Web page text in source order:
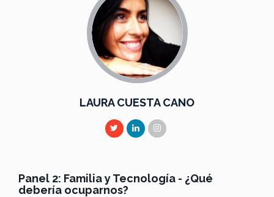
LAURA CUESTA CANO
Panel 2: Familia y Tecnología - ¿Qué
debería ocuparnos?